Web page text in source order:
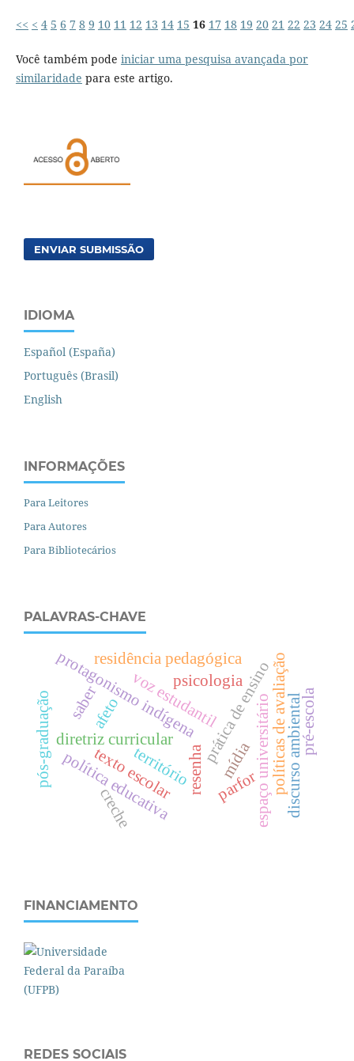
<< < 4 5 6 7 8 9 10 11 12 13 14 15 16 17 18 19 20 21 22 23 24 25
Você também pode iniciar uma pesquisa avançada por
similaridade para este artigo.
ENVIAR SUBMISSÃO
IDIOMA
Español (España)
Português (Brasil)
English
INFORMAÇÕES
Para Leitores
Para Autores
Para Bibliotecários
PALAVRAS-CHAVE
resenha
território
diretriz curricular prática de ensino
texto escolar políticas de avaliação
espaço universitário
pós-graduaçãoprotagonismo indígena
saber
política educativa discurso ambiental
mídia
residência pedagógica
parfor
voz estudantil pré-escola
creche
psicologia
afeto
FINANCIAMENTO
REDES SOCIAIS